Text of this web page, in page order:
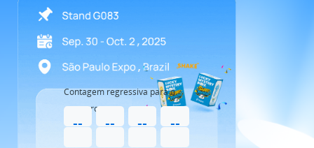
Contagem regressiva para o
encontro
-- -- -- --